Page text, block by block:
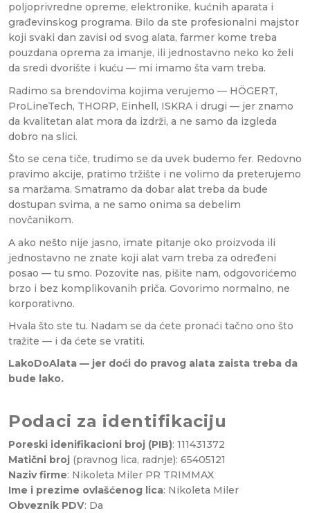
poljoprivredne opreme, elektronike, kućnih aparata i
građevinskog programa. Bilo da ste profesionalni majstor
koji svaki dan zavisi od svog alata, farmer kome treba
pouzdana oprema za imanje, ili jednostavno neko ko želi
da sredi dvorište i kuću — mi imamo šta vam treba.
Radimo sa brendovima kojima verujemo — HÖGERT,
ProLineTech, THORP, Einhell, ISKRA i drugi — jer znamo
da kvalitetan alat mora da izdrži, a ne samo da izgleda
dobro na slici.
Što se cena tiče, trudimo se da uvek budemo fer. Redovno
pravimo akcije, pratimo tržište i ne volimo da preterujemo
sa maržama. Smatramo da dobar alat treba da bude
dostupan svima, a ne samo onima sa debelim
novčanikom.
A ako nešto nije jasno, imate pitanje oko proizvoda ili
jednostavno ne znate koji alat vam treba za određeni
posao — tu smo. Pozovite nas, pišite nam, odgovorićemo
brzo i bez komplikovanih priča. Govorimo normalno, ne
korporativno.
Hvala što ste tu. Nadam se da ćete pronaći tačno ono što
tražite — i da ćete se vratiti.
LakoDoAlata — jer doći do pravog alata zaista treba da
bude lako.
Podaci za identifikaciju
Poreski idenifikacioni broj (PIB): 111431372
Matični broj (pravnog lica, radnje): 65405121
Naziv firme: Nikoleta Miler PR TRIMMAX
Ime i prezime ovlašćenog lica: Nikoleta Miler
Obveznik PDV: Da